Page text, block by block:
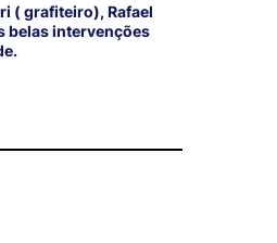
( grafiteiro), Rafael
belas intervenções